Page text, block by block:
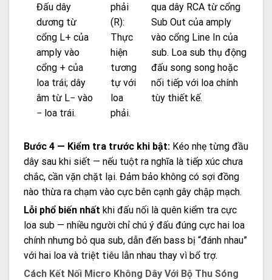
Đấu dây
dương từ
cổng L+ của
amply vào
cổng + của
loa trái; dây
âm từ L− vào
− loa trái.
phải
(R):
Thực
hiện
tương
tự với
loa
phải.
qua dây RCA từ cổng
Sub Out của amply
vào cổng Line In của
sub. Loa sub thụ động
đấu song song hoặc
nối tiếp với loa chính
tùy thiết kế.
Bước 4 — Kiểm tra trước khi bật: Kéo nhẹ từng đầu
dây sau khi siết — nếu tuột ra nghĩa là tiếp xúc chưa
chắc, cần vặn chặt lại. Đảm bảo không có sợi đồng
nào thừa ra chạm vào cực bên cạnh gây chập mạch.
Lỗi phổ biến nhất khi đấu nối là quên kiểm tra cực
loa sub — nhiều người chỉ chú ý đấu đúng cực hai loa
chính nhưng bỏ qua sub, dẫn đến bass bị “đánh nhau”
với hai loa và triệt tiêu lẫn nhau thay vì bổ trợ.
Cách Kết Nối Micro Không Dây Với Bộ Thu Sóng